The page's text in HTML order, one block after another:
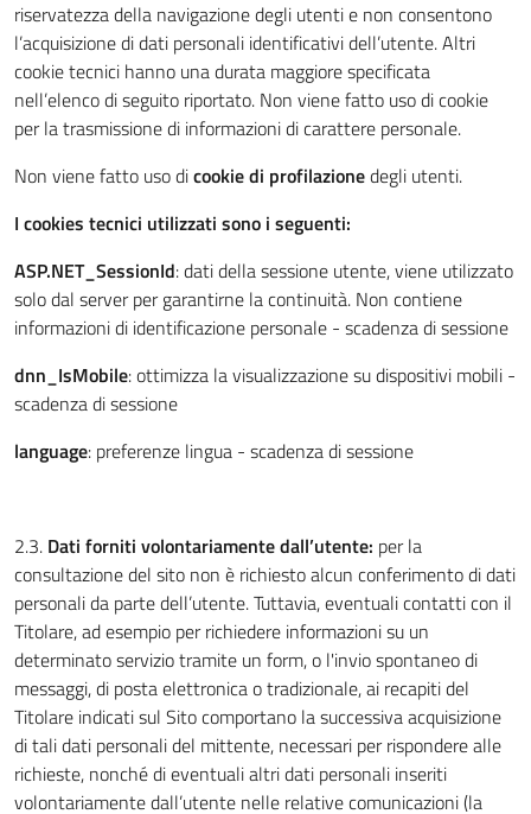
riservatezza della navigazione degli utenti e non consentono
l’acquisizione di dati personali identificativi dell’utente. Altri
cookie tecnici hanno una durata maggiore specificata
nell’elenco di seguito riportato. Non viene fatto uso di cookie
per la trasmissione di informazioni di carattere personale.
Non viene fatto uso dicookie di profilazionedegli utenti.
I cookies tecnici utilizzati sono i seguenti:
ASP.NET_SessionId: dati della sessione utente, viene utilizzato
solo dal server per garantirne la continuità. Non contiene
informazioni di identificazione personale - scadenza di sessione
dnn_IsMobile: ottimizza la visualizzazione su dispositivi mobili -
scadenza di sessione
language: preferenze lingua - scadenza di sessione
2.3. Dati forniti volontariamente dall’utente: per la
consultazione del sito non è richiesto alcun conferimento di dati
personali da parte dell’utente. Tuttavia, eventuali contatti con il
Titolare, ad esempio per richiedere informazioni su un
determinato servizio tramite un form, o l'invio spontaneo di
messaggi, di posta elettronica o tradizionale, ai recapiti del
Titolare indicati sul Sito comportano la successiva acquisizione
di tali dati personali del mittente, necessari per rispondere alle
richieste, nonché di eventuali altri dati personali inseriti
volontariamente dall’utente nelle relative comunicazioni (la